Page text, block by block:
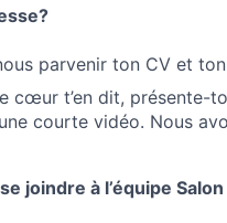
parvenir ton CV et
cœur t’en dit, présente-
courte vidéo. Nous
joindre à l’équipe